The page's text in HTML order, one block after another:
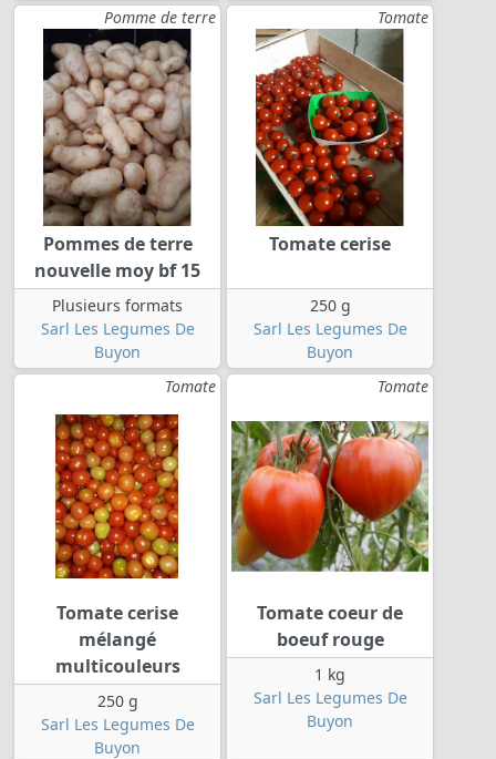
Pomme de terre
Pommes de terre
nouvelle moy bf 15
Plusieurs formats
Sarl Les Legumes De
Buyon
Tomate
Tomate cerise
250 g
Sarl Les Legumes De
Buyon
Tomate
Tomate cerise
mélangé
multicouleurs
250 g
Sarl Les Legumes De
Buyon
Tomate
Tomate coeur de
boeuf rouge
1 kg
Sarl Les Legumes De
Buyon